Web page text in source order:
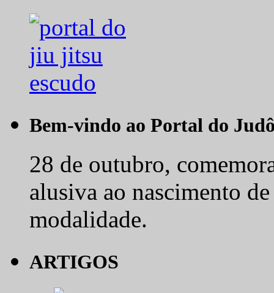
Bem-vindo ao Portal do
28 de outubro,
alusiva ao nascimento
modalidade.
ARTIGOS